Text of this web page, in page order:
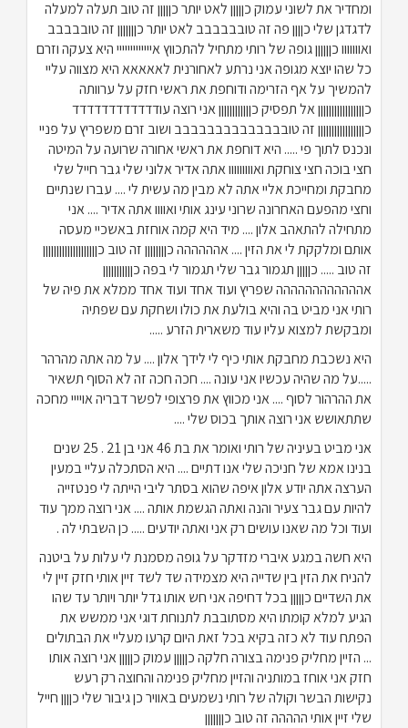
ומחדיר את לשוני עמוק כןןןןן לאט יותר כןןןןן זה טוב תעלה למעלה
לדגדגן שלי כןןןן פה זה טובבבבבב לאט יותר כןןןןןןן זה טובבבבב
ואווווווו כןןןןןן גופה של רותי מתחיל להתכווץ אייייייייייייי היא צעקה וזרם
כל שהו יוצא מגופה אני נרתע לאחורנית לאאאאא היא מצווה עליי
להמשיך על אף הזרימה ודוחפת את ראשי חזק על ערוותה
כןןןןןןןןןןןןןןןןן אל תפסיק כןןןןןןןןןןןן אני רוצה עודדדדדדדדדדדד
כןןןןןןןןןןןןןןןןן זה טובבבבבבבבבבבבבב ושוב זרם משפריץ על פניי
ונכנס לתוך פי ..... היא דוחפת את ראשי אחורה שרועה על המיטה
חצי בוכה חצי צוחקת ואווווווווו אתה אדיר אלוני שלי גבר חייל שלי
מחבקת ומחייכת אליי אתה לא מבין מה עשית לי .... עברו שנתיים
וחצי מהפעם האחרונה שרוני עינג אותי ואוווו אתה אדיר .... אני
מתחילה להתאהב אלון .... מיד היא קמה אוחזת באשכיי מעסה
אותם ומלקקת לי את הזין .... אהההההה כןןןןןןןן זה טוב כןןןןןןןןןןןןןןןןןןןן
זה טוב ..... כןןןןן תגמור גבר שלי תגמור לי בפה כןןןןןןןןןןן
אהההההההההההה שפריץ ועוד אחד ועוד אחד ממלא את פיה של
רותי אני מביט בה והיא בולעת את כולו ושחקת עם שפתיה
ומבקשת למצוא עליו עוד משארית הזרע .....
היא נשכבת מחבקת אותי כיף לי לידך אלון .... על מה אתה מהרהר
.....על מה שהיה עכשיו אני עונה .... חכה חכה זה לא הסוף תשאיר
את ההרהור לסוף .... אני מכווץ את פרצופי לפשר דבריה אויייי מחכה
שתתאושש אני רוצה אותך בכוס שלי ....
אני מביט בעיניה של רותי ואומר את בת 46 אני בן 21 . 25 שנים
בנינו אמא של חניכה שלי אנו דתיים .... היא הסתכלה עליי במעין
הערצה אתה יודע אלון איפה שהוא בסתר ליבי הייתה לי פנטזייה
להיות עם גבר צעיר והנה ואתה הגשמת אותה .... אני רוצה ממך עוד
ועוד וכל מה שאנו עושים רק אני ואתה יודעים ..... כן השבתי לה .
היא חשה במגע איברי מזדקר על גופה מסמנת לי עלות על ביטנה
להניח את הזין בין שדייה היא מצמידה שד לשד זיין אותי חזק זיין לי
את השדיים כןןןןן בכל דחיפה אני חש אותו גדל יותר ויותר עד שהו
הגיע למלא קומתו היא מסתובבת לתנוחת דוגי אני ממשש את
הפתח עוד לא כזה בקיא בכל זאת היום קרעו מעליי את הבתולים
... הזיין מחליק פנימה בצורה חלקה כןןןןן עמוק כןןןןן אני רוצה אותו
חזק אני אוחז במותניה והזיין מחליק פנימה והחוצה רק רעש
נקישות הבשר וקולה של רותי נשמעים באוויר כן גיבור שלי כןןןן חייל
שלי זיין אותי ההההה זה טוב כןןןןןןן